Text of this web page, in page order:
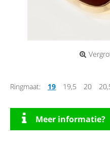
Ringmaat: 19 19,5 20
Meer informatie?